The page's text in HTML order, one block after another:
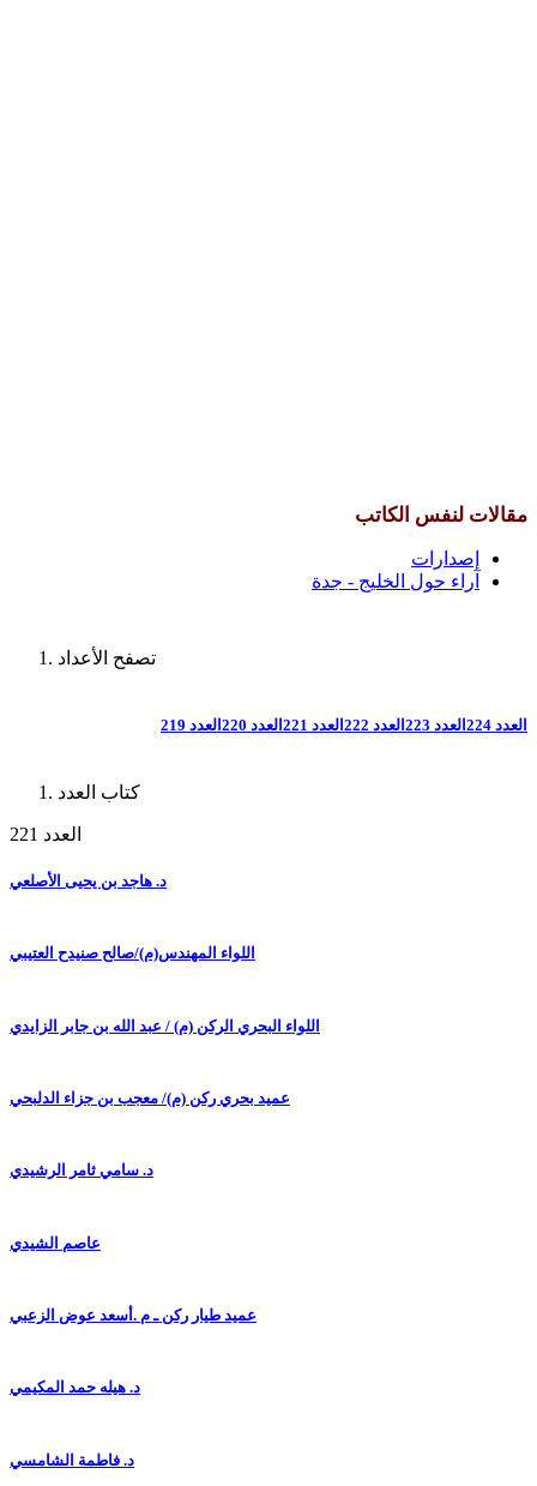
مقالات لنفس الكاتب
إصدارات
آراء حول الخليج - جدة
تصفح الأعداد
العدد 224 العدد 223 العدد 222 العدد 221 العدد 220 العدد 219
كتاب العدد
العدد 221
د. هاجد بن يحيى الأصلعي
اللواء المهندس(م)/صالح صنيدح العتيبي
اللواء البحري الركن (م) / عبد الله بن جابر الزايدي
عميد بحري ركن (م)/ معجب بن جزاء الدلبحي
د. سامي ثامر الرشيدي
عاصم الشيدي
عميد طيار ركن ـ م .أسعد عوض الزعبي
د. هيله حمد المكيمي
د. فاطمة الشامسي